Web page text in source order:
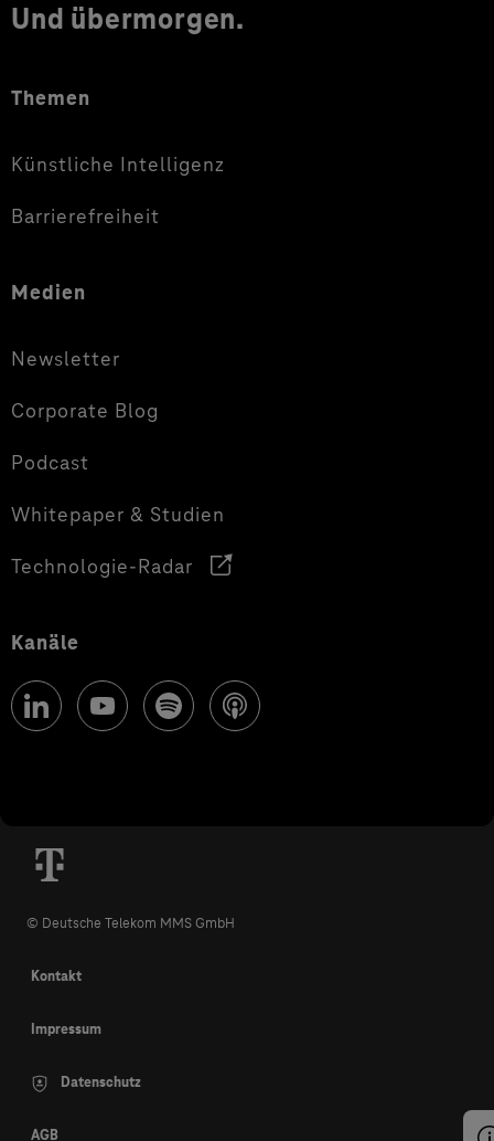
Und übermorgen.
Themen
Künstliche Intelligenz
Barrierefreiheit
Medien
Newsletter
Corporate Blog
Podcast
Whitepaper & Studien
Technologie-Radar
Kanäle
© Deutsche Telekom MMS GmbH
Kontakt
Impressum
Datenschutz
AGB